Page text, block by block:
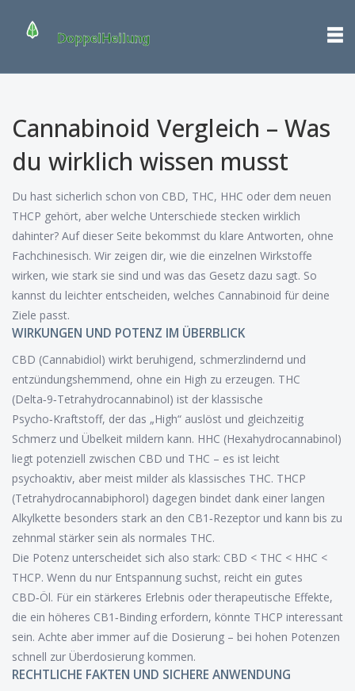
Cannabinoid Vergleich – Was
du wirklich wissen musst
Du hast sicherlich schon von CBD, THC, HHC oder dem neuen
THCP gehört, aber welche Unterschiede stecken wirklich
dahinter? Auf dieser Seite bekommst du klare Antworten, ohne
Fachchinesisch. Wir zeigen dir, wie die einzelnen Wirkstoffe
wirken, wie stark sie sind und was das Gesetz dazu sagt. So
kannst du leichter entscheiden, welches Cannabinoid für deine
Ziele passt.
WIRKUNGEN UND POTENZ IM ÜBERBLICK
CBD (Cannabidiol) wirkt beruhigend, schmerzlindernd und
entzündungshemmend, ohne ein High zu erzeugen. THC
(Delta‑9‑Tetrahydrocannabinol) ist der klassische
Psycho‑Kraftstoff, der das „High“ auslöst und gleichzeitig
Schmerz und Übelkeit mildern kann. HHC (Hexahydrocannabinol)
liegt potenziell zwischen CBD und THC – es ist leicht
psychoaktiv, aber meist milder als klassisches THC. THCP
(Tetrahydrocannabiphorol) dagegen bindet dank einer langen
Alkylkette besonders stark an den CB1‑Rezeptor und kann bis zu
zehnmal stärker sein als normales THC.
Die Potenz unterscheidet sich also stark: CBD < THC < HHC <
THCP. Wenn du nur Entspannung suchst, reicht ein gutes
CBD‑Öl. Für ein stärkeres Erlebnis oder therapeutische Effekte,
die ein höheres CB1‑Binding erfordern, könnte THCP interessant
sein. Achte aber immer auf die Dosierung – bei hohen Potenzen
schnell zur Überdosierung kommen.
RECHTLICHE FAKTEN UND SICHERE ANWENDUNG